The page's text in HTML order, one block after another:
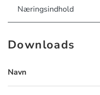
Næringsindhold
Downloads
Navn